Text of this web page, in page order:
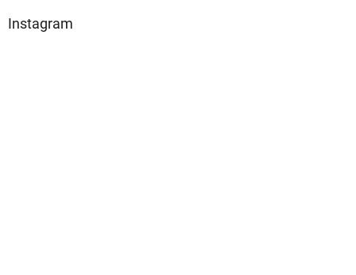
Instagram